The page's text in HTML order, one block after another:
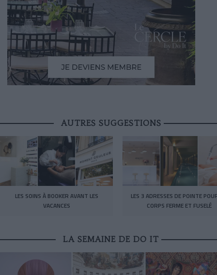
AUTRES SUGGESTIONS
LES SOINS À BOOKER AVANT LES
VACANCES
LES 3 ADRESSES DE POINTE
CORPS FERME ET FUSELÉ
LA SEMAINE DE DO IT